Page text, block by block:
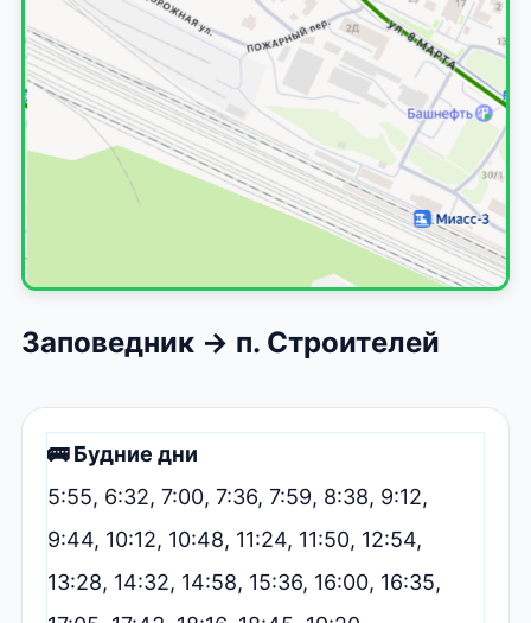
Заповедник → п. Строителей
🚌 Будние дни
5:55, 6:32, 7:00, 7:36, 7:59, 8:38, 9:12,
9:44, 10:12, 10:48, 11:24, 11:50, 12:54,
13:28, 14:32, 14:58, 15:36, 16:00, 16:35,